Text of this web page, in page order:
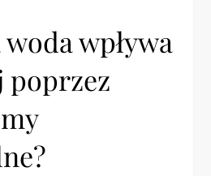
wpływa
poprzez